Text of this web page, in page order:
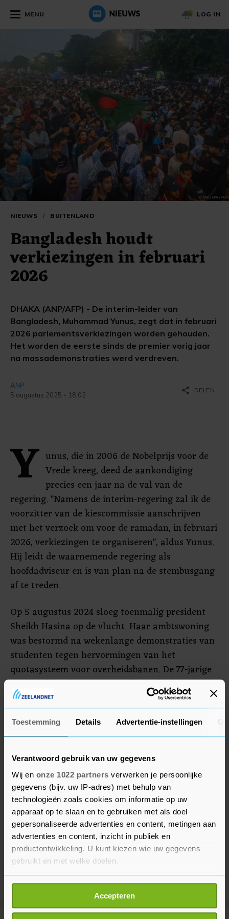
Toestemming Details Advertentie-instellingen
Verantwoord gebruik van uw gegevens
Wij en onze 1022 partners verwerken je persoonlijke
gegevens (bijv. uw IP-adres) met behulp van
technologieën zoals cookies om informatie op uw
apparaat op te slaan en te gebruiken met als doel
gepersonaliseerde advertenties en content, metingen aan
advertenties en content, inzicht in publiek en
productontwikkeling. U kunt kiezen wie uw gegevens
gebruikt en met welke doelen.
Als u het toestaat, willen we ook graag:
Informatie verzamelen over uw geografische
locatie, die tot een paar meter nauwkeurig kan zijn
Accepteren
MENU LOG IN
NIEUWS / BUITENLAND
Bangladesh houdt
verkiezingen in februari
2026
DHAKA (ANP/AFP) - De interim-leider van
Bangladesh, Muhammad Yunus, zegt dat in februari
2026 parlementsverkiezingen worden gehouden.
Het worden de eerste sinds de premier vorig jaar
na massademonstraties werd verdreven.
ANP
5 augustus 2025 - 18:02
share DELEN
Y unus, die in 2006 de Nobelprijs voor de
Vrede kreeg, deed de aankondiging
precies een jaar na de val van de
regering. "Namens de interim-regering zal ik de
voorzitter van de kiescommissie aanschrijven
met het verzoek om voor de ramadan, in februari
2026, verkiezingen te organiseren", aldus Yunus.
Hij leidt de waarnemende regering als
hoofdadviseur en is van plan na de stembusgang
af te treden.
Op 5 augustus 2024 sloeg toenmalig president
Sheikh Hasina op de vlucht. Haar ambtswoning
was bestormd na wekenlange demonstraties van
studenten tegen hervormingen van het
quotasysteem voor overheidsbanen. De 77-jarige
Hasina, die vijftien jaar aan de macht was,
verblijft sindsdien in India.